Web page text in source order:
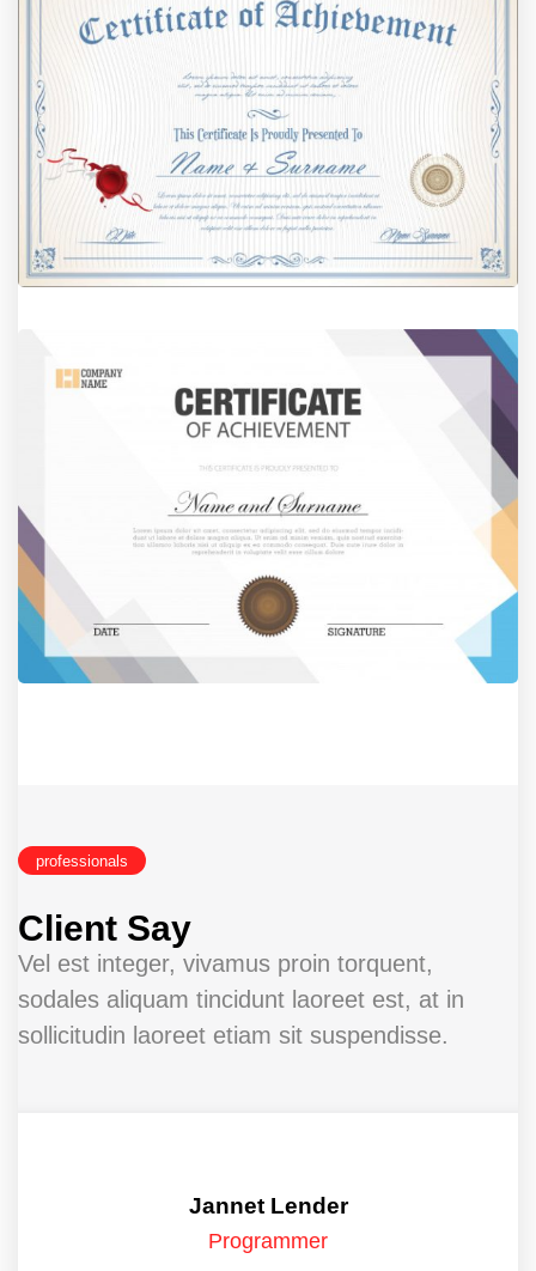
professionals
Client Say
Vel est integer, vivamus proin torquent,
sodales aliquam tincidunt laoreet est, at in
sollicitudin laoreet etiam sit suspendisse.
Jannet Lender
Programmer